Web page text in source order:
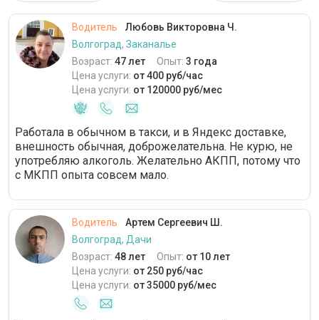
Водитель
Любовь Викторовна Ч.
Волгоград, Заканалье
Возраст: 47 лет Опыт: 3 года
Цена услуги: от 400 руб/час
Цена услуги: от 120000 руб/мес
Работала в обычном в такси, и в Яндекс доставке,
внешность обычная, доброжелательна. Не курю, не
употребляю алкоголь. Желательно АКПП, потому что
с МКПП опыта совсем мало.
Водитель
Артем Сергеевич Ш.
Волгоград, Дачи
Возраст: 48 лет Опыт: от 10 лет
Цена услуги: от 250 руб/час
Цена услуги: от 35000 руб/мес